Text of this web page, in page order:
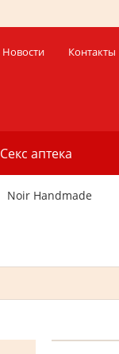
Новости Контакты
Секс аптека
Noir Handmade